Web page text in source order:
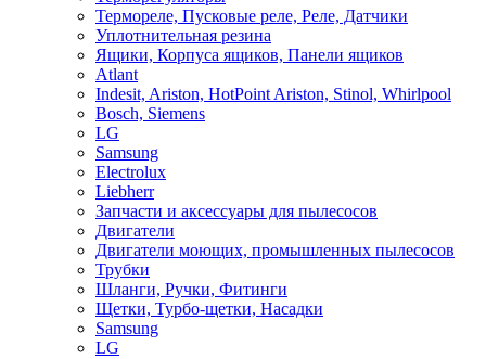
Термореле, Пусковые реле, Реле, Датчики
Уплотнительная резина
Ящики, Корпуса ящиков, Панели ящиков
Atlant
Indesit, Ariston, HotPoint Ariston, Stinol, Whirlpool
Bosch, Siemens
LG
Samsung
Electrolux
Liebherr
Запчасти и аксессуары для пылесосов
Двигатели
Двигатели моющих, промышленных пылесосов
Трубки
Шланги, Ручки, Фитинги
Щетки, Турбо-щетки, Насадки
Samsung
LG